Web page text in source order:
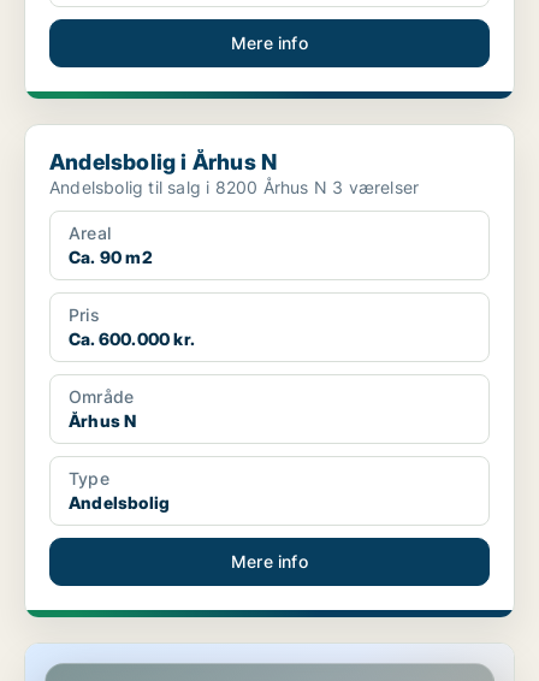
Mere info
Andelsbolig i Århus N
Andelsbolig i Århus N
Andelsbolig til salg i 8200 Århus N 3 værelser
Areal
Ca. 90 m2
Pris
Ca. 600.000 kr.
Område
Århus N
Type
Andelsbolig
Mere info
Andelsbolig i Århus N